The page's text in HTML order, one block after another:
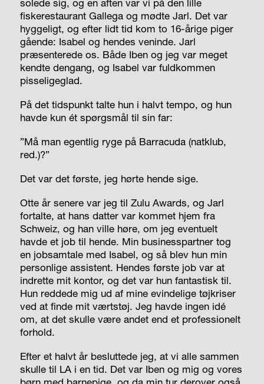
solede sig, og en aften var vi på den lille
fiskerestaurant Gallega og mødte Jarl. Det var
hyggeligt, og efter lidt tid kom to 16-årige piger
gående: Isabel og hendes veninde. Jarl
præsenterede os. Både Iben og jeg var meget
kendte dengang, og Isabel var fuldkommen
pisseligeglad.
På det tidspunkt talte hun i halvt tempo, og hun
havde kun ét spørgsmål til sin far:
”Må man egentlig ryge på Barracuda (natklub,
red.)?”
Det var det første, jeg hørte hende sige.
Otte år senere var jeg til Zulu Awards, og Jarl
fortalte, at hans datter var kommet hjem fra
Schweiz, og han ville høre, om jeg eventuelt
havde et job til hende. Min businesspartner tog
en jobsamtale med Isabel, og så blev hun min
personlige assistent. Hendes første job var at
indrette mit kontor, og det var hun fantastisk til.
Hun reddede mig ud af mine evindelige tøjkriser
ved at finde mit værtstøj. Jeg havde ingen idé
om, at det skulle være andet end et professionelt
forhold.
Efter et halvt år besluttede jeg, at vi alle sammen
skulle til LA i en tid. Det var Iben og mig og vores